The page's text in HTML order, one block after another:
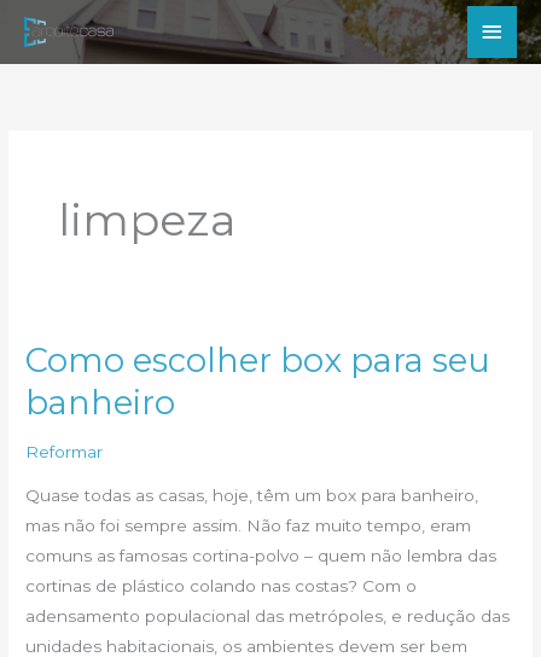
para
limpeza
Como escolher box para seu
banheiro
Reformar
Quase todas as casas, hoje, têm um box para banheiro,
mas não foi sempre assim. Não faz muito tempo, eram
comuns as famosas cortina-polvo – quem não lembra das
cortinas de plástico colando nas costas? Com o
adensamento populacional das metrópoles, e redução das
unidades habitacionais, os ambientes devem ser bem